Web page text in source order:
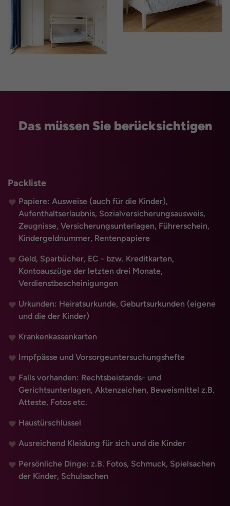
Das müssen Sie berücksichtigen
Packliste
Papiere: Ausweise (auch für die Kinder),
Aufenthaltserlaubnis, Sozialversicherungsausweis,
Zeugnisse, Versicherungsunterlagen, Führerschein,
Kindergeldnummer, Rentenpapiere
Geld, Sparbücher, EC - bzw. Kreditkarten,
Kontoauszüge der letzten drei Monate,
Verdienstbescheinigungen
Urkunden: Heiratsurkunde, Geburtsurkunden (eigene
und die der Kinder)
Krankenkassenkarten
Impfpässe und Vorsorgeuntersuchungshefte
Falls vorhanden: Rechtsbeistands- und
Gerichtsunterlagen, Aktenzeichen, Beweismittel z.B.
Atteste, Fotos etc.
Haustürschlüssel
Ausreichend Kleidung für sich und die Kinder
Persönliche Dinge: z.B. Fotos, Schmuck, Spielsachen
der Kinder, Schulsachen